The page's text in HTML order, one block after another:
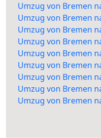
Umzug von Bremen
Umzug von Bremen
Umzug von Bremen
Umzug von Bremen
Umzug von Bremen
Umzug von Bremen
Umzug von Bremen
Umzug von Bremen
Umzug von Bremen